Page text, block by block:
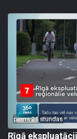
pirms 21 stundas
Rīgā